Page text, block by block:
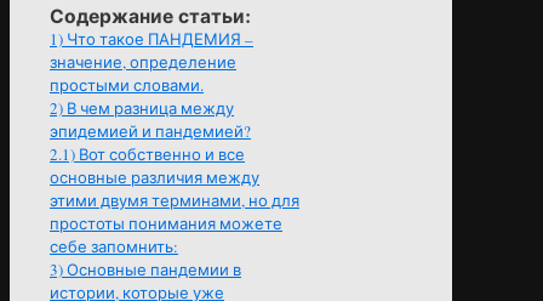
Содержание статьи:
1) Что такое ПАНДЕМИЯ –
значение, определение
простыми словами.
2) В чем разница между
эпидемией и пандемией?
2.1) Вот собственно и все
основные различия между
этими двумя терминами, но для
простоты понимания можете
себе запомнить:
3)Основные пандемии в
истории, которые уже